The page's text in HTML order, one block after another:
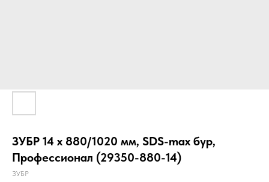
ЗУБР 14 x 880/1020 мм, SDS-max бур,
Профессионал (29350-880-14)
ЗУБР